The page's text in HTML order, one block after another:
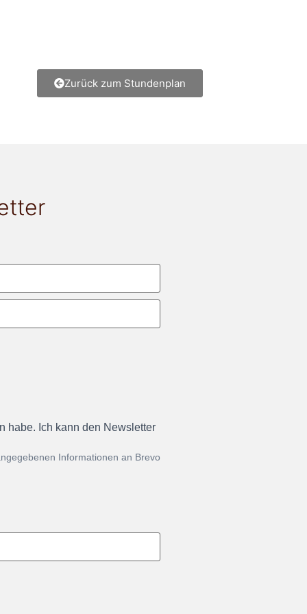
Zurück zum Stundenplan
habe. Ich kann den Newsletter
Informationen an Brevo